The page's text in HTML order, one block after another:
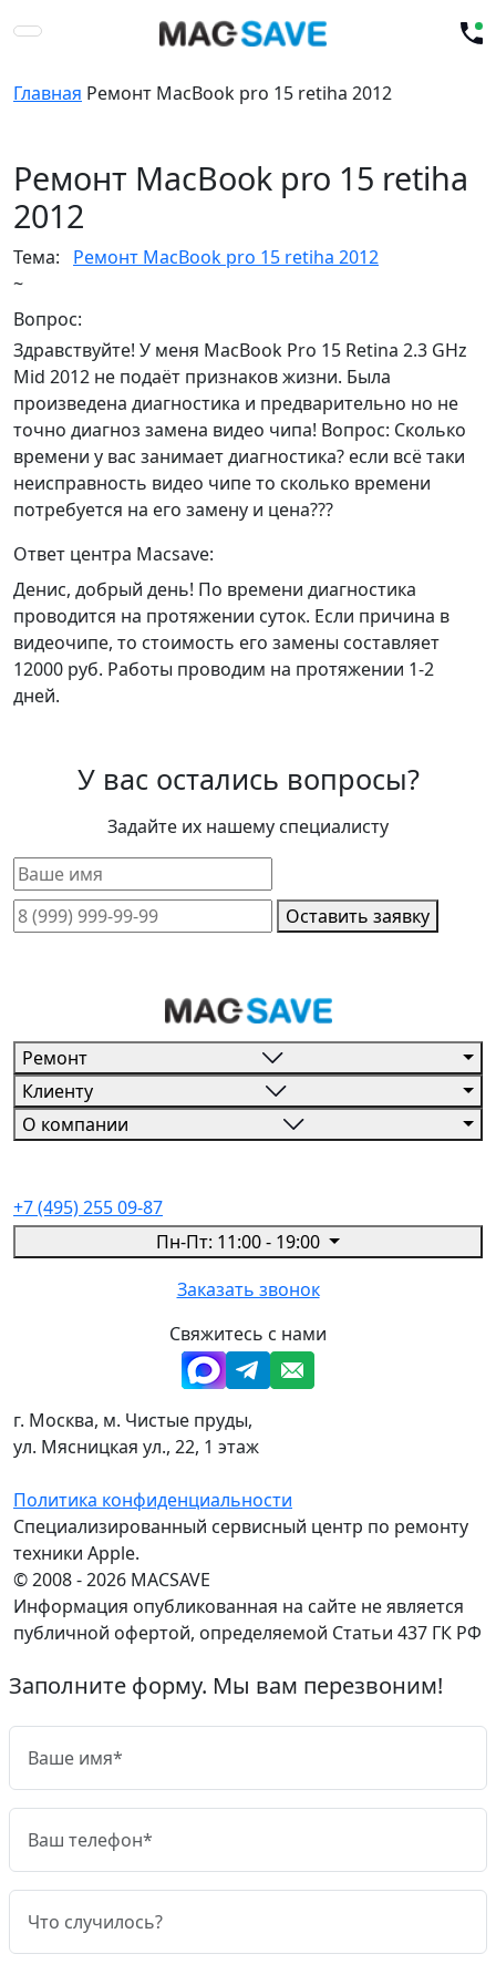
Главная Ремонт MacBook pro 15 retiha 2012
Ремонт MacBook pro 15 retiha
2012
Тема:
Ремонт MacBook pro 15 retiha 2012
~
Вопрос:
Здравствуйте! У меня MacBook Pro 15 Retina 2.3 GHz
Mid 2012 не подаёт признаков жизни. Была
произведена диагностика и предварительно но не
точно диагноз замена видео чипа! Вопрос: Сколько
времени у вас занимает диагностика? если всё таки
неисправность видео чипе то сколько времени
потребуется на его замену и цена???
Ответ центра Macsave:
Денис, добрый день! По времени диагностика
проводится на протяжении суток. Если причина в
видеочипе, то стоимость его замены составляет
12000 руб. Работы проводим на протяжении 1-2
дней.
У вас остались вопросы?
Задайте их нашему специалисту
Оставить заявку
Ремонт
Клиенту
О компании
+7 (495) 255 09-87
Пн-Пт: 11:00 - 19:00
Заказать звонок
Свяжитесь с нами
г. Москва, м. Чистые пруды,
ул. Мясницкая ул., 22, 1 этаж
Политика конфиденциальности
Специализированный сервисный центр по ремонту
техники Apple.
© 2008 - 2026 MACSAVE
Информация опубликованная на сайте не является
публичной офертой, определяемой Статьи 437 ГК РФ
Заполните форму. Мы вам перезвоним!